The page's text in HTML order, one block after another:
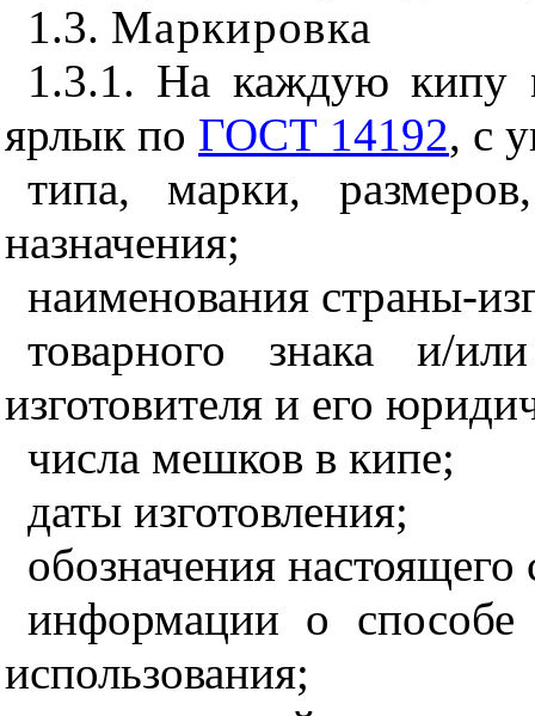
1.3. Маркировка
1.3.1. На каждую кипу
ярлык по ГОСТ 14192, с
типа, марки,
назначения;
наименования страны-
товарного знака и/
изготовителя и его
числа мешков в кипе;
даты изготовления;
обозначения настоящего
информации о
использования;